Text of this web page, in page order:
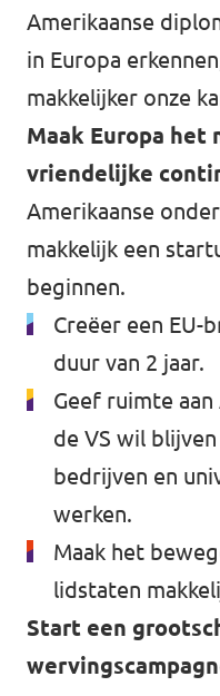
Amerikaanse
in Europa
makkelijker onze
Maak Europa het
vriendelijke
Amerikaanse
makkelijk een
beginnen.
Creëer een EU-
duur van 2 jaar.
Geef ruimte
de VS wil
bedrijven en
werken.
Maak het
lidstaten
Start een